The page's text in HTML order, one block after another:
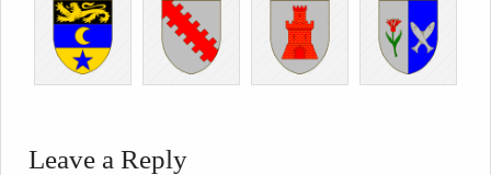
Leave a Reply